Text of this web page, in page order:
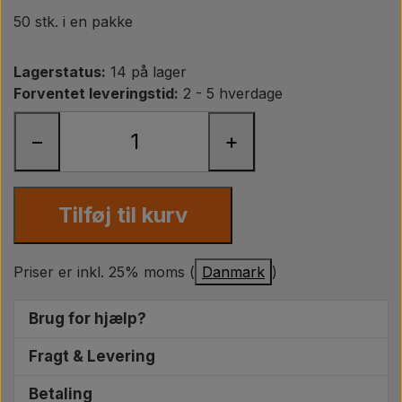
Maling Agricolour
PTO Aksler GARDLOC
Værksted/ Værktøj
Tilbud
50 stk. i en pakke
Lagerstatus: 14 på lager
Forventet leveringstid: 2 - 5 hverdage
− +
Tilføj til kurv
Priser er inkl. 25% moms ( Danmark )
Brug for hjælp?
Vi sidder klar til at hjælpe dig med at finde de helt
rigtige reservedele til din traktor. I hverdage
mellem 10.00 - 15.00 kan du ringe på
Fragt & Levering
Ved bestilling på hverdage før kl. 14.00 forventes
Betaling